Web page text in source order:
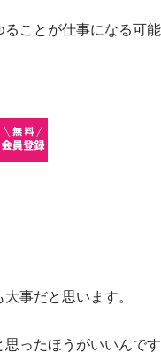
ことが仕事になる可能
事だと思います。
ったほうがいいんです